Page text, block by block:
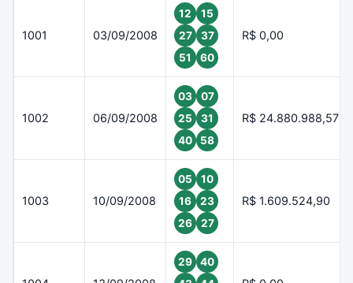
1001 03/09/2008
12
15
27
37
51
60
R$ 0,00
1002 06/09/2008
03
07
25
31
40
58
R$ 24.880.988,57
1003 10/09/2008
05
10
16
23
26
27
R$ 1.609.524,90
29
40